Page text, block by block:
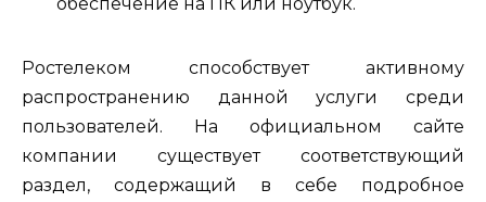
Ростелеком способствует активному
распространению данной услуги среди
пользователей. На официальном сайте
компании существует соответствующий
раздел, содержащий в себе подробное